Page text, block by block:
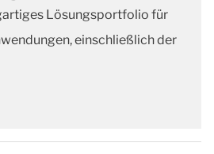
Lösungsportfolio für
einschließlich der